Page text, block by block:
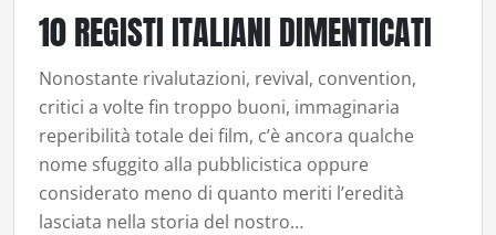
10 REGISTI ITALIANI DIMENTICATI
Nonostante rivalutazioni, revival, convention,
critici a volte fin troppo buoni, immaginaria
reperibilità totale dei film, c’è ancora qualche
nome sfuggito alla pubblicistica oppure
considerato meno di quanto meriti l’eredità
lasciata nella storia del nostro…